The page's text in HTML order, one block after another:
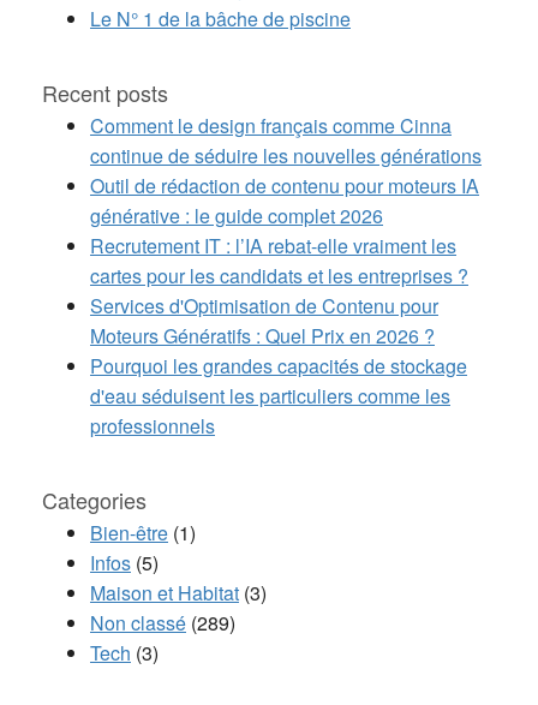
Le N° 1 de la bâche de piscine
Recent posts
Comment le design français comme Cinna
continue de séduire les nouvelles générations
Outil de rédaction de contenu pour moteurs IA
générative : le guide complet 2026
Recrutement IT : l’IA rebat-elle vraiment les
cartes pour les candidats et les entreprises ?
Services d'Optimisation de Contenu pour
Moteurs Génératifs : Quel Prix en 2026 ?
Pourquoi les grandes capacités de stockage
d'eau séduisent les particuliers comme les
professionnels
Categories
Bien-être (1)
Infos (5)
Maison et Habitat (3)
Non classé (289)
Tech (3)